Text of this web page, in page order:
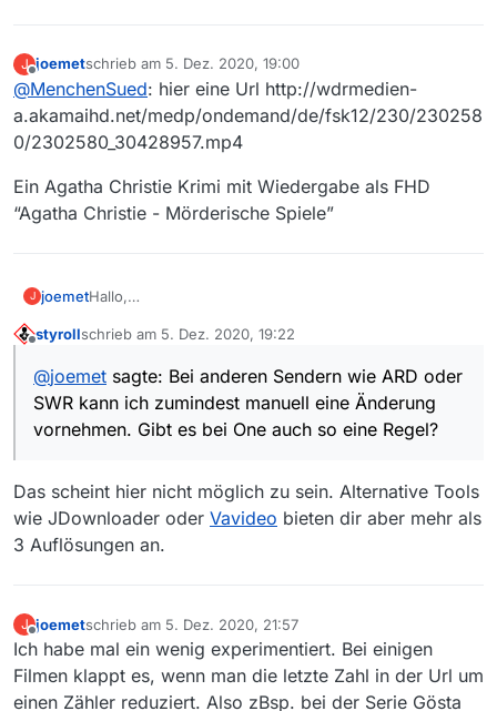
J
Offline
joemetschrieb am 5. Dez. 2020, 19:00
zuletzt editiert von
@MenchenSued: hier eine Url http://wdrmedien-
a.akamaihd.net/medp/ondemand/de/fsk12/230/230258
0/2302580_30428957.mp4
Ein Agatha Christie Krimi mit Wiedergabe als FHD
“Agatha Christie - Mörderische Spiele”
J joemetHallo,
laden.
Verfügung gestellt.
Bei anderen Sendern wie ARD oder SWR kann ich
zumindest manuell eine Änderung vornehmen. Gibt es
styrollschrieb am 5. Dez. 2020, 19:22
zuletzt editiert von
@joemet sagte: Bei anderen Sendern wie ARD oder
SWR kann ich zumindest manuell eine Änderung
vornehmen. Gibt es bei One auch so eine Regel?
Das scheint hier nicht möglich zu sein. Alternative Tools
wie JDownloader oder Vavideo bieten dir aber mehr als
3 Auflösungen an.
J
Offline
joemetschrieb am 5. Dez. 2020, 21:57
zuletzt editiert von
Ich habe mal ein wenig experimentiert. Bei einigen
Filmen klappt es, wenn man die letzte Zahl in der Url um
einen Zähler reduziert. Also zBsp. bei der Serie Gösta